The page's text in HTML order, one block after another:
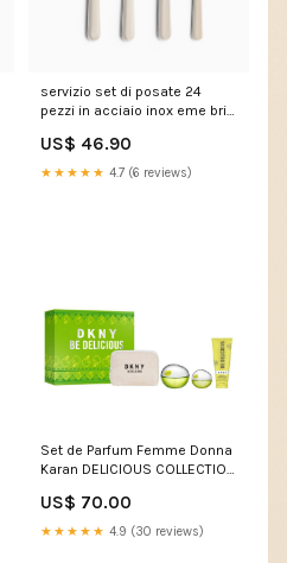
servizio set di posate 24
pezzi in acciaio inox eme brio
839-039BK
US$ 46.90
★★★★★ 4.7 (6 reviews)
Set de Parfum Femme Donna
Karan DELICIOUS COLLECTION
US$ 70.00
★★★★★ 4.9 (30 reviews)